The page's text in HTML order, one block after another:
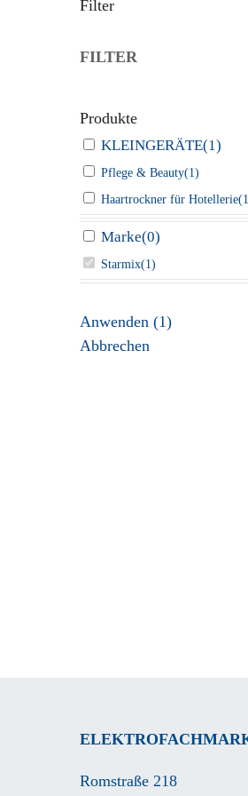
Filter
FILTER
Produkte
KLEINGERÄTE(1)
Pflege & Beauty(1)
Haartrockner für Hotellerie(1
Marke(0)
Starmix(1)
Anwenden (1)
Abbrechen
Romstraße 218